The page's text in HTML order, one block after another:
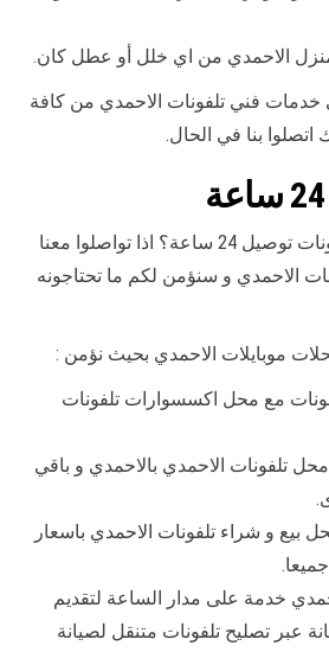
الاحمدي من اي خلل أو عطل كان.
فني تلفونات الاحمدي من كافة
بنا في الحال.
هل تبحثون عن محل تلفونات توصيل 24 ساعة؟ اذا تواصلوا معنا
الاحمدي و سنؤمن لكم ما تحتاجونه
موبايلات الاحمدي بحيث نؤمن :
مع محل اكسسوارات تلفونات
تلفونات الاحمدي بالاحمدي و باقي
بيع و شراء تلفونات الاحمدي باسعار
خدمة على مدار الساعة لتقديم
عبر تصليح تلفونات متنقل لصيانة